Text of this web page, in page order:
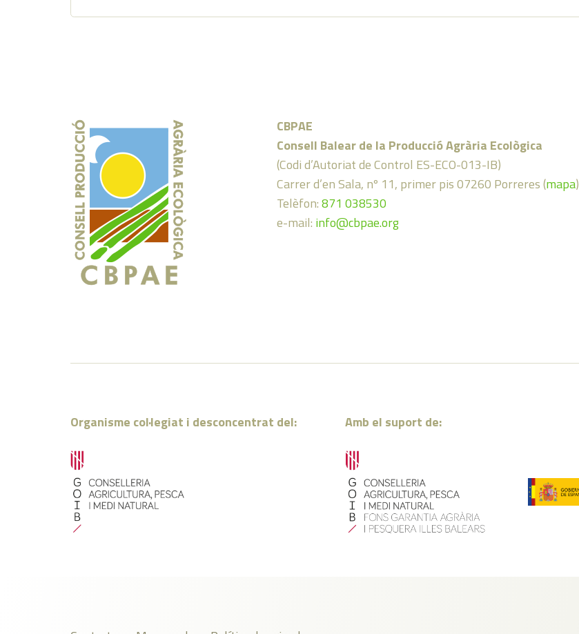
CBPAE
Consell Balear de la Producció Agrària Ecològica
(Codi d’Autoriat de Control ES-ECO-013-IB)
Carrer d’en Sala, nº 11, primer pis 07260 Porreres (mapa)
Telèfon:871 038530
e-mail: info@cbpae.org
Organisme col·legiat i desconcentrat del: Amb el suport de: